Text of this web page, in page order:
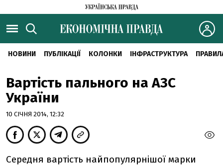
НОВИНИ ПУБЛІКАЦІЇ КОЛОНКИ ІНФРАСТРУКТУРА
Вартість пального на АЗС
України
10 СІЧНЯ 2014, 12:32
Середня вартість найпопулярнішої марки